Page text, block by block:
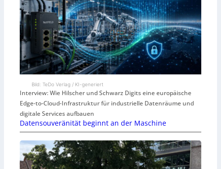
Bild: TeDo Verlag / KI-generiert
Interview: Wie Hilscher und Schwarz Digits eine europäische
Edge-to-Cloud-Infrastruktur für industrielle Datenräume und
digitale Services aufbauen
Datensouveränität beginnt an der Maschine